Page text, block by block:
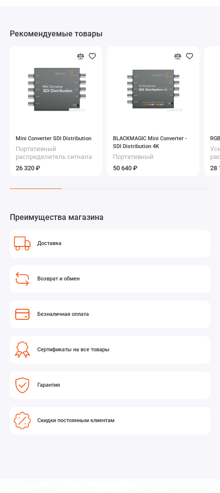
Рекомендуемые товары
Mini Converter SDI Distribution
Портативный
распределитель сигнала
2K SDI 1:8
26 320 ₽
BLACKMAGIC Mini Converter -
SDI Distribution 4K
Портативный
распределитель сигнала
4K SDI 1:8
50 640 ₽ 28
Преимущества магазина
Доставка
Возврат и обмен
Безналичная оплата
Сертификаты на все товары
Гарантия
Скидки постоянным клиентам